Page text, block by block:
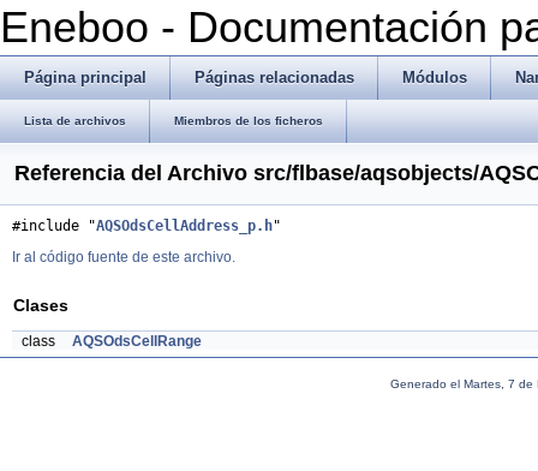
Eneboo - Documentación
Página principal Páginas relacionadas Módulos
Lista de archivos Miembros de los ficheros
Referencia del Archivo src/flbase/aqsobjects/
#include "AQSOdsCellAddress_p.h"
Ir al código fuente de este archivo.
Clases
class AQSOdsCellRange
Generado el Martes, 7